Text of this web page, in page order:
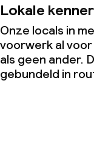
Lokale
Onze locals in
voorwerk al
als geen ander.
gebundeld in